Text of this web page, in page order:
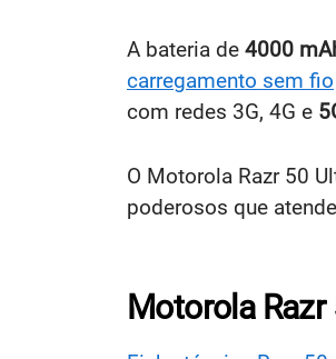
A bateria de 4000
carregamento sem fio
com redes 3G, 4G e
O Motorola Razr 50
poderosos que
Motorola Razr